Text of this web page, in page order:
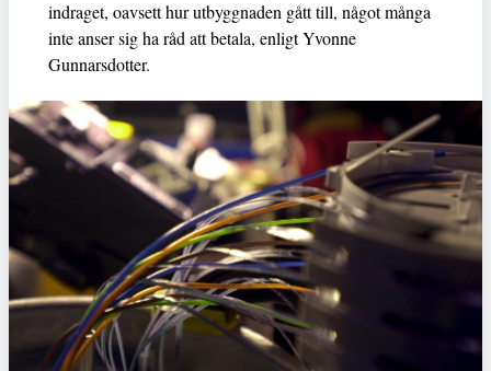
indraget, oavsett hur utbyggnaden gått till, något många
inte anser sig ha råd att betala, enligt Yvonne
Gunnarsdotter.